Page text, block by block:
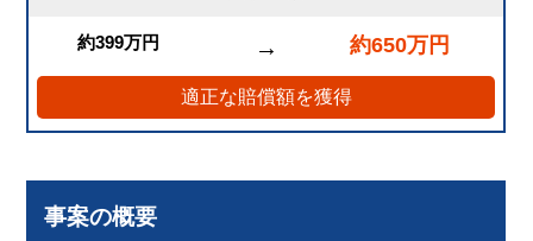
約399万円 → 約650万円
適正な賠償額を獲得
事案の概要